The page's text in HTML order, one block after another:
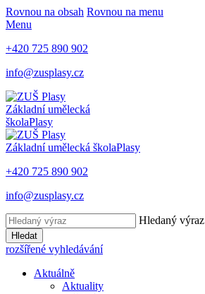
Rovnou na obsah Rovnou na menu
Menu
+420 725 890 902
info@zusplasy.cz
Základní umělecká
školaPlasy
Základní umělecká školaPlasy
+420 725 890 902
info@zusplasy.cz
Hledaný výraz
Hledat
rozšířené vyhledávání
Aktuálně
Aktuality